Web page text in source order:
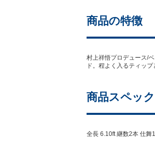
商品の特徴
村上祥悟プロデュース/
ド。程よく入るティッ
商品スペック
全長 6.10ft 継数2本 仕